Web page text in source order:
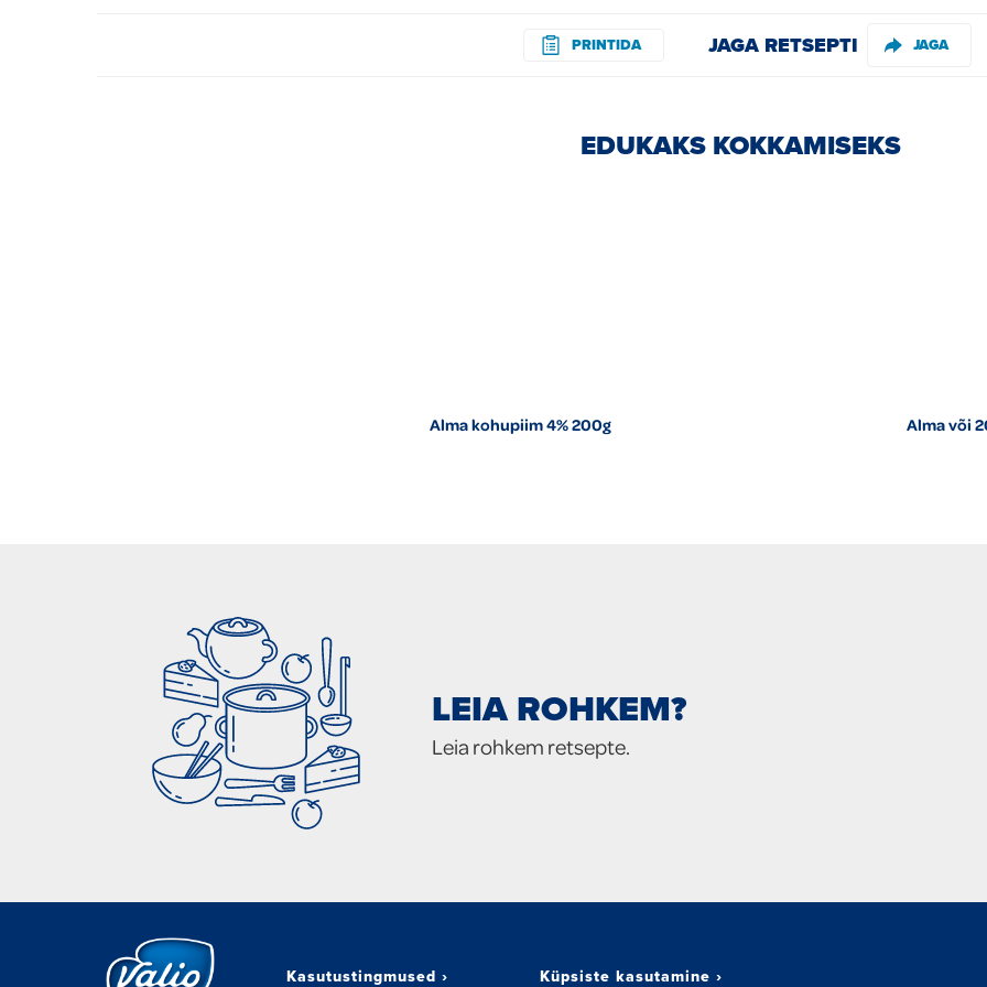
PRINTIDA JAGA RETSEPTI JAGA
EDUKAKS KOKKAMISEKS
Alma kohupiim 4% 200g Alma või
LEIA ROHKEM?
Leia rohkem retsepte.
Kasutustingmused › Küpsiste kasutamine ›